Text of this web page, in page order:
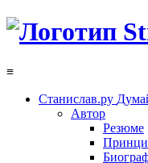
≡
Станислав.ру
Автор
Резюме